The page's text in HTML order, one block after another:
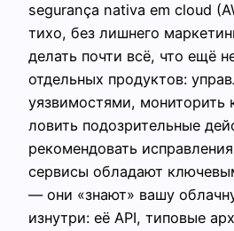
segurança nativa em cloud
тихо, без лишнего
делать почти всё, что ещё
отдельных продуктов:
уязвимостями, мониторить
ловить подозрительные
рекомендовать
сервисы обладают
— они «знают» вашу
изнутри: её API, типовые